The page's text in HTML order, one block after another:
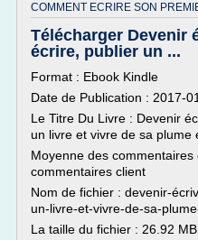
COMMENT ECRIRE SON
Télécharger Devenir
écrire, publier un ...
Format : Ebook Kindle
Date de Publication : 2017-
Le Titre Du Livre : Devenir
un livre et vivre de sa plume
Moyenne des
commentaires client
Nom de fichier : devenir-
un-livre-et-vivre-de-sa-
La taille du fichier : 26.92 MB